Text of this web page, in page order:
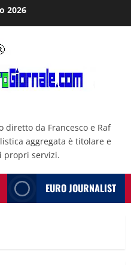
2026
da Francesco e Raf
aggregata è titolare e
propri servizi.
EURO JOURNALIST